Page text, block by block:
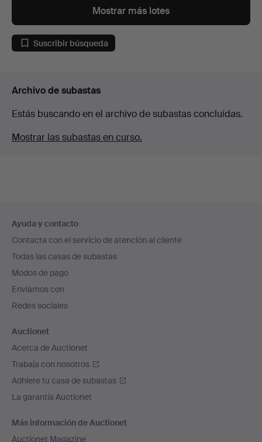
Mostrar más lotes
Suscribir búsqueda
Archivo de subastas
Estás buscando en el archivo de subastas concluidas.
Mostrar las subastas en curso.
en
el
pie
de
página
Ayuda y contacto
Contacta con el servicio de atención al cliente
Todas las casas de subastas
Modos de pago
Enviamos con
Redes sociales
Auctionet
Acerca de Auctionet
Trabaja con nosotros
Adhiere tu casa de subastas
La garantía Auctionet
Más información de Auctionet
Auctionet Magazine